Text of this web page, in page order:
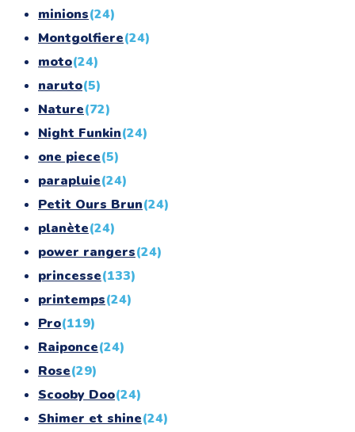
minions(24)
Montgolfiere(24)
moto(24)
naruto(5)
Nature(72)
Night Funkin(24)
one piece(5)
parapluie(24)
Petit Ours Brun(24)
planète(24)
power rangers(24)
princesse(133)
printemps(24)
Pro(119)
Raiponce(24)
Rose(29)
Scooby Doo(24)
Shimer et shine(24)